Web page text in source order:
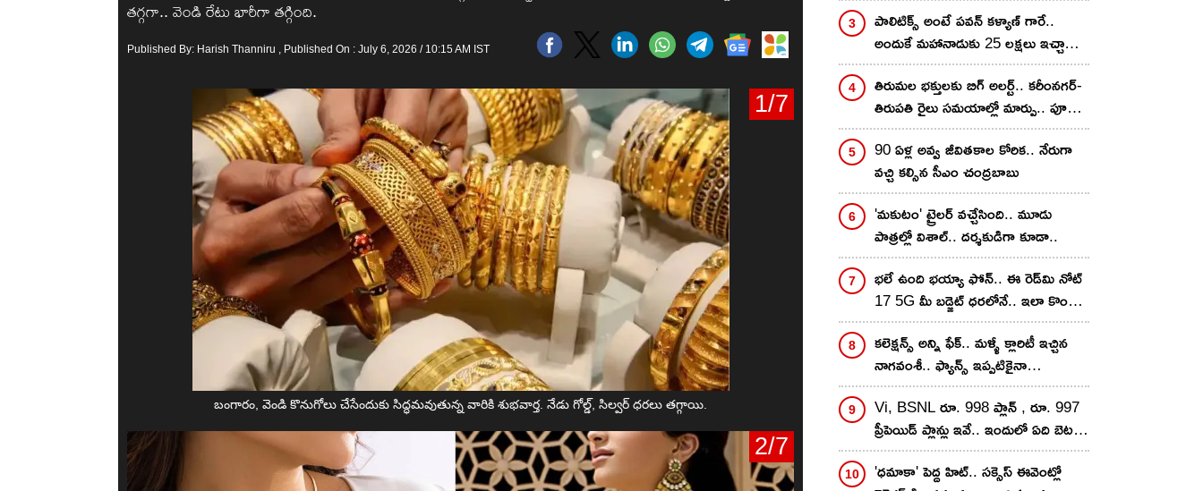
తగ్గగా.. వెండి రేటు భారీగా తగ్గింది.
Published By: Harish Thanniru , Published On : July 6, 2026 / 10:15 AM IST
1/7
బంగారం, వెండి కొనుగోలు చేసేందుకు సిద్ధమవుతున్న వారికి శుభవార్త. నేడు గోల్డ్, సిల్వర్ ధరలు తగ్గాయి.
2/7
పాలిటిక్స్ అంటే పవన్ కళ్యాణ్ గారే..
అందుకే మహానాడుకు 25 లక్షలు ఇచ్చాను..
నాగవంశీ కామెంట్స్..
తిరుమల భక్తులకు బిగ్ అలర్ట్.. కరీంనగర్-
తిరుపతి రైలు సమయాల్లో మార్పు.. పూర్తి
డీటెయిల్స్ ఇవే
90 ఏళ్ల అవ్వ జీవితకాల కోరిక.. నేరుగా
వచ్చి కల్సిన సీఎం చంద్రబాబు
'మకుటం' ట్రైలర్ వచ్చేసింది.. మూడు
పాత్రల్లో విశాల్.. దర్శకుడిగా కూడా..
భలే ఉంది భయ్యా ఫోన్.. ఈ రెడ్‌మి నోట్
17 5G మీ బడ్జెట్ ధరలోనే.. ఇలా కొంటే
ఇంకా తక్కువకే..!
కలెక్షన్స్ అన్ని ఫేక్.. మళ్ళీ క్లారిటీ ఇచ్చిన
నాగవంశీ.. ఫ్యాన్స్ ఇప్పటికైనా
గొడవపడటం ఆపుతారా?
Vi, BSNL రూ. 998 ప్లాన్ , రూ. 997
ప్రీపెయిడ్ ప్లాన్లు ఇవే.. ఇందులో ఏది బెటర్?
వ్యాలిడిటీ, డేటా బెనిఫిట్స్ ఒకటేనా?
'ధమాకా' పెద్ద హిట్.. సక్సెస్ ఈవెంట్లో